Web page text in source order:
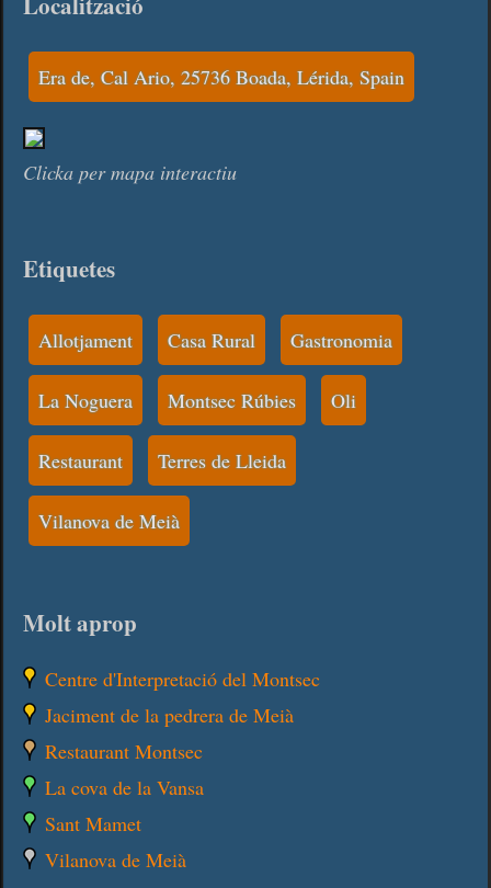
Era de, Cal Ario, 25736 Boada, Lérida, Spain
Clicka per mapa interactiu
Etiquetes
Allotjament Casa Rural Gastronomia
La Noguera Montsec Rúbies Oli
Restaurant Terres de Lleida
Vilanova de Meià
Molt aprop
Centre d'Interpretació del Montsec
Jaciment de la pedrera de Meià
Restaurant Montsec
La cova de la Vansa
Sant Mamet
Vilanova de Meià